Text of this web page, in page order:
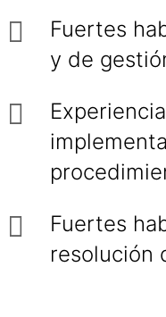
Fuertes
y de
Fuertes
resolución